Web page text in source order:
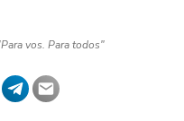
vos. Para todos"